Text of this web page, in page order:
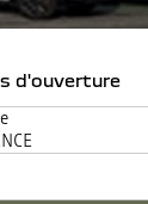
d'ouverture